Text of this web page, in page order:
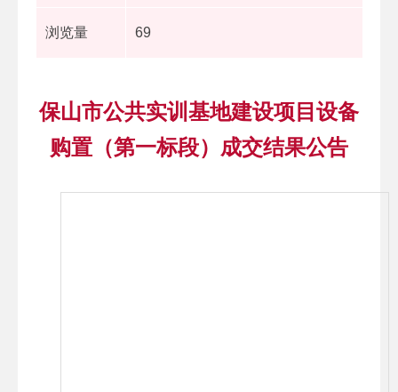
浏览量 69
保山市公共实训基地建设项目设备
购置（第一标段）成交结果公告